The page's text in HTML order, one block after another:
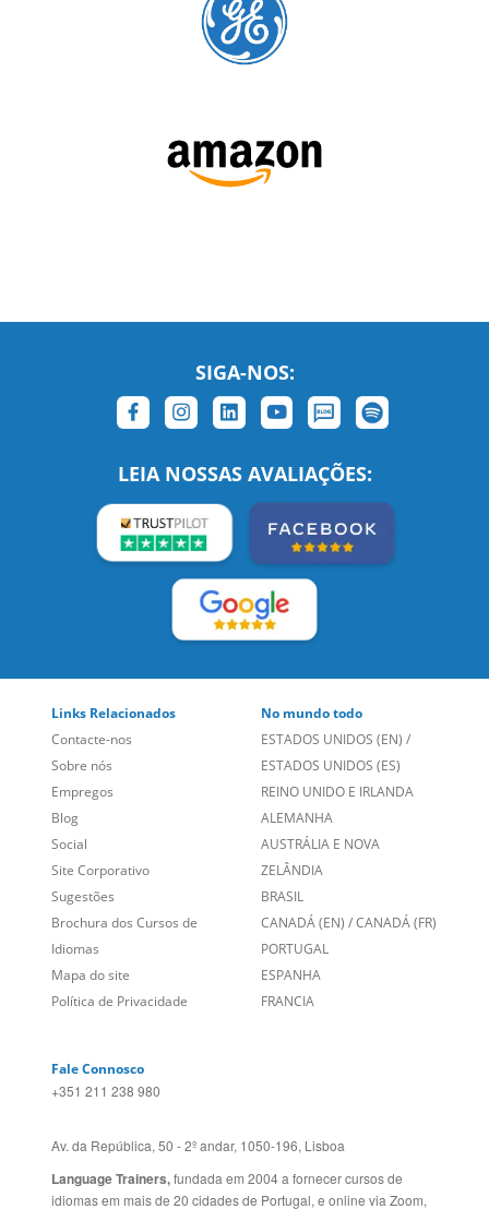
SIGA-NOS:
LEIA NOSSAS AVALIAÇÕES:
Links Relacionados
Contacte-nos
Sobre nós
Empregos
Blog
Social
Site Corporativo
Sugestões
Brochura dos Cursos de
Idiomas
Mapa do site
Política de Privacidade
No mundo todo
ESTADOS UNIDOS (EN) /
ESTADOS UNIDOS (ES)
REINO UNIDO E IRLANDA
ALEMANHA
AUSTRÁLIA E NOVA
ZELÂNDIA
BRASIL
CANADÁ (EN) /CANADÁ (FR)
PORTUGAL
ESPANHA
FRANCIA
Fale Connosco
+351 211 238 980
Av. da República, 50 - 2º andar, 1050-196, Lisboa
Language Trainers,fundada em 2004 a fornecer cursos de
idiomas em mais de 20 cidades de Portugal, e online via Zoom,